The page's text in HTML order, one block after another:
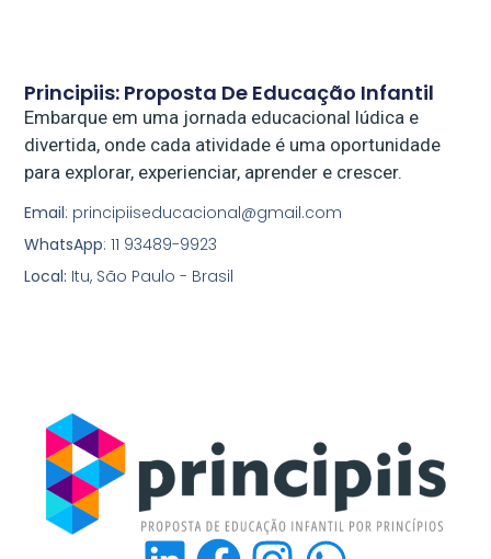
Principiis: Proposta De Educação Infantil
Embarque em uma jornada educacional lúdica e
divertida, onde cada atividade é uma oportunidade
para explorar, experienciar, aprender e crescer.
Email: principiiseducacional@gmail.com
WhatsApp: 11 93489-9923
Local: Itu, São Paulo - Brasil